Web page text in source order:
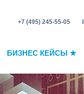
+7 (495) 245-55-05
БИЗНЕС КЕЙСЫ ★